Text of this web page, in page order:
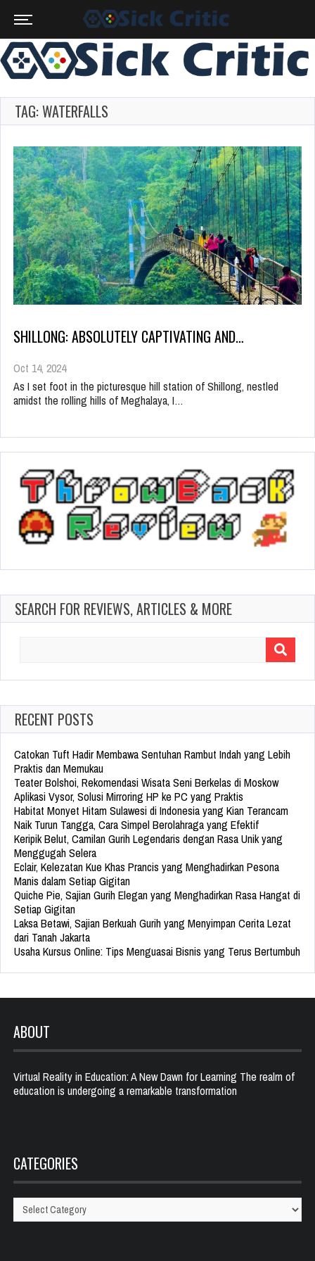
TAG: WATERFALLS
SHILLONG: ABSOLUTELY CAPTIVATING AND…
Oct 14, 2024
As I set foot in the picturesque hill station of Shillong, nestled
amidst the rolling hills of Meghalaya, I…
SEARCH FOR REVIEWS, ARTICLES & MORE
RECENT POSTS
Catokan Tuft Hadir Membawa Sentuhan Rambut Indah yang Lebih
Praktis dan Memukau
Teater Bolshoi, Rekomendasi Wisata Seni Berkelas di Moskow
Aplikasi Vysor, Solusi Mirroring HP ke PC yang Praktis
Habitat Monyet Hitam Sulawesi di Indonesia yang Kian Terancam
Naik Turun Tangga, Cara Simpel Berolahraga yang Efektif
Keripik Belut, Camilan Gurih Legendaris dengan Rasa Unik yang
Menggugah Selera
Eclair, Kelezatan Kue Khas Prancis yang Menghadirkan Pesona
Manis dalam Setiap Gigitan
Quiche Pie, Sajian Gurih Elegan yang Menghadirkan Rasa Hangat di
Setiap Gigitan
Laksa Betawi, Sajian Berkuah Gurih yang Menyimpan Cerita Lezat
dari Tanah Jakarta
Usaha Kursus Online: Tips Menguasai Bisnis yang Terus Bertumbuh
ABOUT
Virtual Reality in Education: A New Dawn for Learning The realm of
education is undergoing a remarkable transformation
CATEGORIES
Categories